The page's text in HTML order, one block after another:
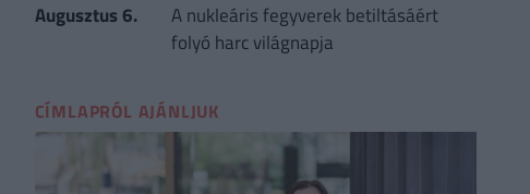
Augusztus 6.
A nukleáris fegyverek betiltásáért
folyó harc világnapja
CÍMLAPRÓL AJÁNLJUK